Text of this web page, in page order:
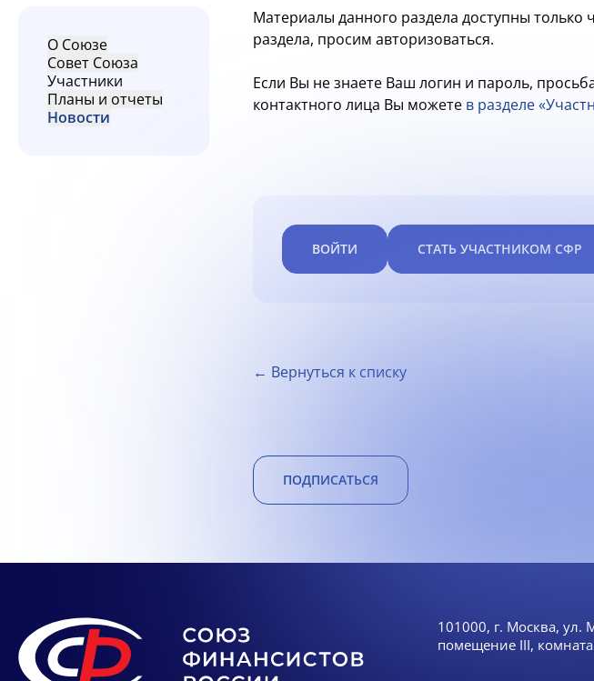
О Союзе
Совет Союза
Участники
Планы и отчеты
Новости
Материалы данного раздела доступны
раздела, просим авторизоваться.
Если Вы не знаете Ваш логин и пароль,
контактного лица Вы можете в разделе
ВОЙТИ СТАТЬ УЧАСТНИКОМ СФР
← Вернуться к списку
ПОДПИСАТЬСЯ
101000, г. Москва, ул.
помещение III,